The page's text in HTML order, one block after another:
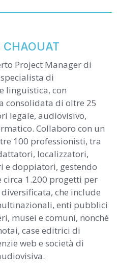
CHAOUAT
Project Manager di
di
linguistica, con
consolidata di oltre 25
legale, audiovisivo,
Collaboro con un
100 professionisti, tra
localizzatori,
e doppiatori, gestendo
circa 1.200 progetti per
che include
enti pubblici
musei e comuni, nonché
case editrici di
web e società di